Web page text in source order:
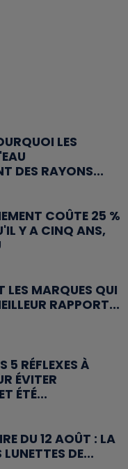
LES
DES RAYONS...
COÛTE 25 %
Y A CINQ ANS,
LES MARQUES QUI
RAPPORT...
5 RÉFLEXES À
ÉVITER
ÉTÉ...
DU 12 AOÛT : LA
LUNETTES DE...